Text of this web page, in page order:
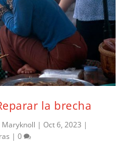
la brecha
Maryknoll |Oct 6, 2023 |
|0